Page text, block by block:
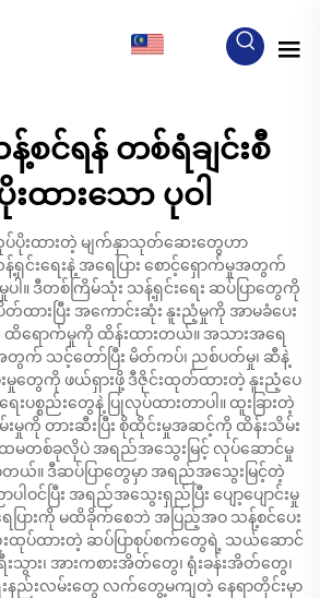
စင်ရန် တစ်ရံချင်းစီ
ထားသော ပုဝါ
ထုပ်ပိုးထားတဲ့ မျက်နှာသုတ်ဆေးတွေဟာ
းရေးနဲ့ အရေပြား စောင့်ရှောက်မှုအတွက်
။ ဒီတစ်ကြိမ်သုံး သန့်ရှင်းရေး ဆပ်ပြာတွေကို
ထားပြီး အကောင်းဆုံး နူးညံ့မှုကို အာမခံပေး
ထိရောက်မှုကို ထိန်းထားတယ်။ အသားအရေ
တွက် သင့်တော်ပြီး မိတ်ကပ်၊ ညစ်ပတ်မှု၊ ဆီနဲ့
မှုတွေကို ဖယ်ရှားဖို့ ဒီဇိုင်းထုတ်ထားတဲ့ နူးညံ့ပေ
ပစ္စည်းတွေနဲ့ ပြုလုပ်ထားတာပါ။ ထူးခြားတဲ့
မှုကို တားဆီးပြီး စိုထိုင်းမှုအဆင့်ကို ထိန်းသိမ်း
ပထမတစ်ခုလိုပဲ အရည်အသွေးမြင့် လုပ်ဆောင်မှု
တယ်။ ဒီဆပ်ပြာတွေမှာ အရည်အသွေးမြင့်တဲ့
င်ပြီး အရည်အသွေးရှည်ပြီး ပျော့ပျောင်းမှု
ရေပြားကို မထိခိုက်စေဘဲ အပြည့်အဝ သန့်စင်ပေး
ပ်ထားတဲ့ ဆပ်ပြာစုပ်စက်တွေရဲ့ သယ်ဆောင်
း၊ အားကစားအိတ်တွေ၊ ရုံးခန်းအိတ်တွေ၊
နည်းလမ်းတွေ လက်တွေ့မကျတဲ့ နေရာတိုင်းမှာ